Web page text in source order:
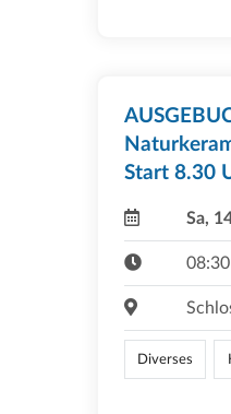
Start 8.30
Sa,
Diverses